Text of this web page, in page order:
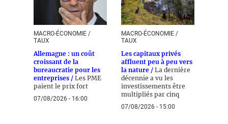
MACRO-ÉCONOMIE /
TAUX
Allemagne : un coût
croissant de la
bureaucratie pour les
entreprises / Les PME
paient le prix fort
07/08/2026 - 16:00
MACRO-ÉCONOMIE /
TAUX
Les capitaux privés
affluent peu à peu vers
la nature / La dernière
décennie a vu les
investissements être
multipliés par cinq
07/08/2026 - 15:00